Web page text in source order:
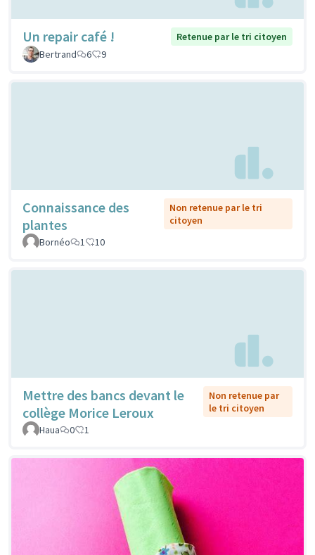
Un repair café !
Retenue par le tri citoyen
Bertrand
6 9
Connaissance des
plantes
Non retenue par le tri
citoyen
Bornéo
1 10
Mettre des bancs devant le
collège Morice Leroux
Non retenue par
le tri citoyen
Haua
0 1